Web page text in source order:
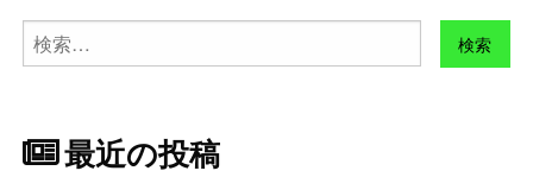
検
索:
最近の投稿